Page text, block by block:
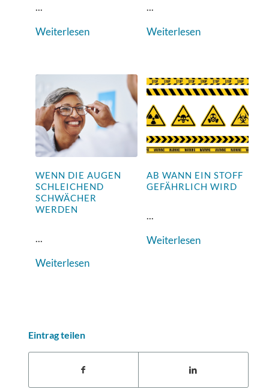
...
Weiterlesen
...
Weiterlesen
WENN DIE AUGEN
SCHLEICHEND
SCHWÄCHER
WERDEN
...
Weiterlesen
AB WANN EIN STOFF
GEFÄHRLICH WIRD
...
Weiterlesen
Eintrag teilen